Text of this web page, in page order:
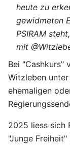
heute zu
gewidmeten
PSIRAM
mit
Bei "Cashkurs"
Witzleben
ehemaligen
2025 liess sich
"Junge